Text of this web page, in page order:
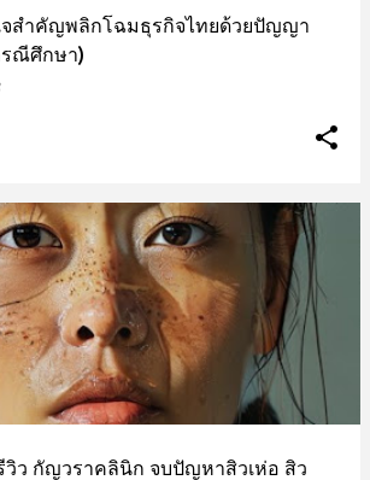
สำคัญพลิกโฉมธุรกิจไทยด้วยปัญญา
ณีศึกษา)
วิว กัญวราคลินิก จบปัญหาสิวเห่อ สิว